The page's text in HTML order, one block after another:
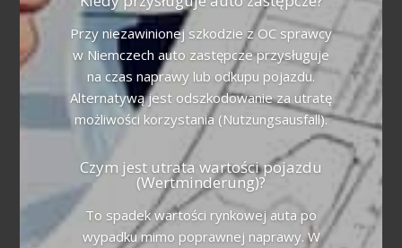
Przy niezawinionej szkodzie z OC sprawcy
w Niemczech auto zastępcze przysługuje
na czas naprawy lub odkupu pojazdu.
Alternatywą jest odszkodowanie za utratę
możliwości korzystania (Nutzungsausfall).
Czym jest utrata wartości pojazdu
(Wertminderung)?
To spadek wartości rynkowej auta po
wypadku mimo poprawnej naprawy. W